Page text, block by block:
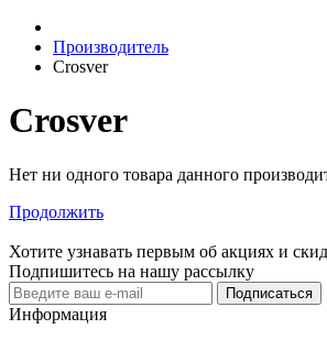
Производитель
Crosver
Crosver
Нет ни одного товара данного
Продолжить
Хотите узнавать первым об акциях и
Подпишитесь на нашу рассылку
Подписаться
Информация